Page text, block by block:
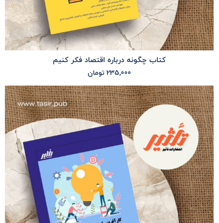
کتاب چگونه درباره اقتصاد فکر کنیم
235,000 تومان